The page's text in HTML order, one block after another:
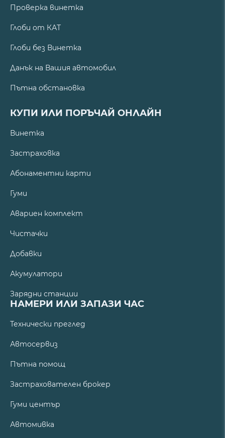
Проверка винетка
Глоби от КАТ
Глоби без Винетка
Данък на Вашия автомобил
Пътна обстановка
КУПИ ИЛИ ПОРЪЧАЙ ОНЛАЙН
Винетка
Застраховка
Абонаментни карти
Гуми
Авариен комплект
Чистачки
Добавки
Акумулатори
Зарядни станции
НАМЕРИ ИЛИ ЗАПАЗИ ЧАС
Технически преглед
Автосервиз
Пътна помощ
Застрахователен брокер
Гуми център
Автомивка